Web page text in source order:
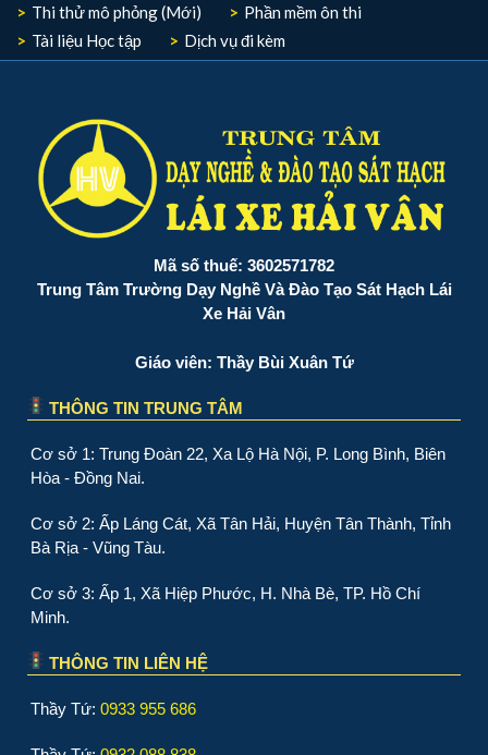
Thi thử mô phỏng (Mới)
Phần mềm ôn thi
Tài liệu Học tập
Dịch vụ đi kèm
Mã số thuế: 3602571782
Trung Tâm Trường Dạy Nghề Và Đào Tạo Sát Hạch Lái
Xe Hải Vân
Giáo viên: Thầy Bùi Xuân Tứ
THÔNG TIN TRUNG TÂM
Cơ sở 1: Trung Đoàn 22, Xa Lộ Hà Nội, P. Long Bình, Biên
Hòa - Đồng Nai.
Cơ sở 2: Ấp Láng Cát, Xã Tân Hải, Huyện Tân Thành, Tỉnh
Bà Rịa - Vũng Tàu.
Cơ sở 3: Ấp 1, Xã Hiệp Phước, H. Nhà Bè, TP. Hồ Chí
Minh.
THÔNG TIN LIÊN HỆ
Thầy Tứ: 0933 955 686